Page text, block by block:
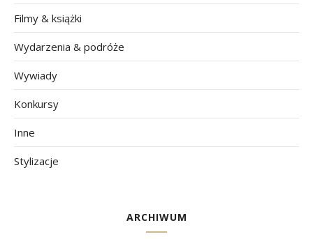
Filmy & książki
Wydarzenia & podróże
Wywiady
Konkursy
Inne
Stylizacje
ARCHIWUM